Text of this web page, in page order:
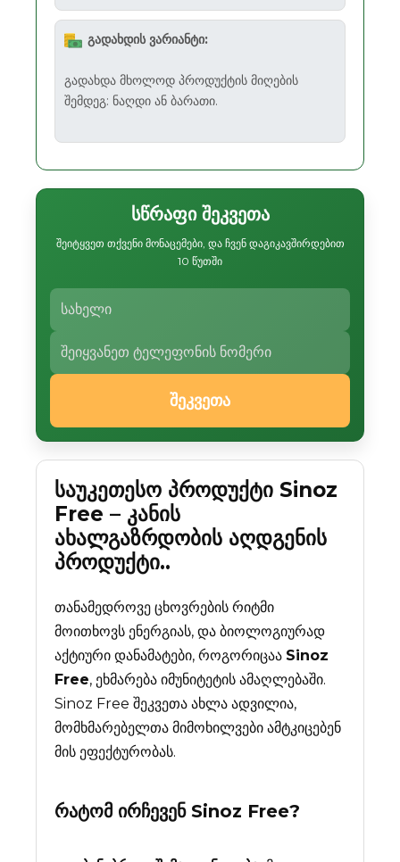
გადახდის ვარიანტი:
გადახდა მხოლოდ პროდუქტის მიღების
შემდეგ: ნაღდი ან ბარათი.
სწრაფი შეკვეთა
შეიტყვეთ თქვენი მონაცემები, და ჩვენ დაგიკავშირდებით
10 წუთში
შეკვეთა
საუკეთესო პროდუქტი Sinoz
Free – კანის
ახალგაზრდობის აღდგენის
პროდუქტი..
თანამედროვე ცხოვრების რიტმი
მოითხოვს ენერგიას, და ბიოლოგიურად
აქტიური დანამატები, როგორიცაა Sinoz
Free, ეხმარება იმუნიტეტის ამაღლებაში.
Sinoz Free შეკვეთა ახლა ადვილია,
მომხმარებელთა მიმოხილვები ამტკიცებენ
მის ეფექტურობას.
რატომ ირჩევენSinoz Free?